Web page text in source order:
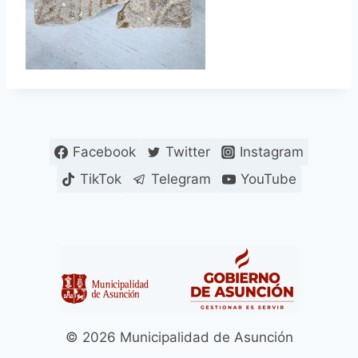
Facebook Twitter
Instagram
TikTok
Telegram YouTube
© 2026 Municipalidad de Asunción